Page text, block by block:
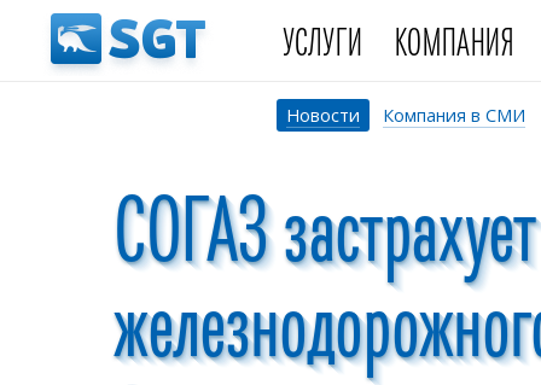
УСЛУГИ КОМПАНИЯ
Новости Компания в СМИ
СОГАЗ